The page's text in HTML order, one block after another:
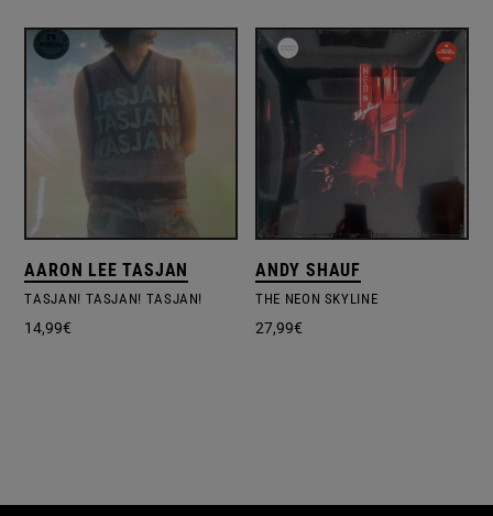
AARON LEE TASJAN
TASJAN! TASJAN! TASJAN!
14,99€
ANDY SHAUF
THE NEON SKYLINE
27,99€